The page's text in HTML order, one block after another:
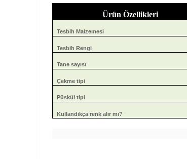
Ürün Özellikleri
Tesbih Malzemesi
Tesbih Rengi
Tane sayısı
Çekme tipi
Püskül tipi
Kullandıkça renk alır mı?